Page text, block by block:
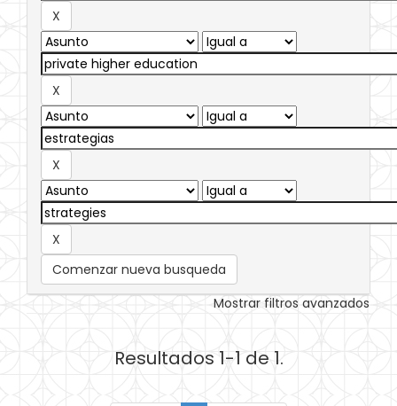
Comenzar nueva busqueda
Mostrar filtros avanzados
Resultados 1-1 de 1.